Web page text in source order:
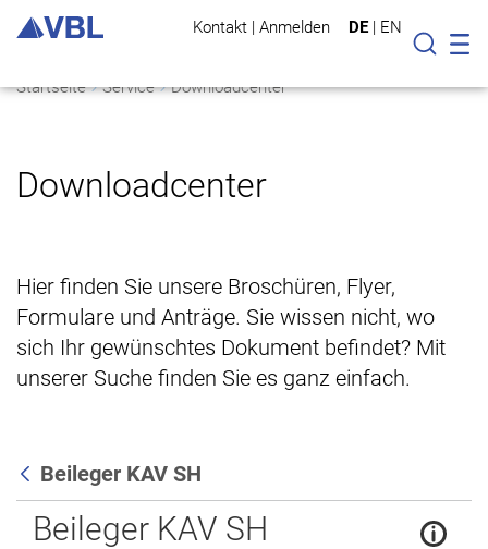
Kontakt | Anmelden DE | EN
Suche
Startseite Service Downloadcenter
Downloadcenter
Hier finden Sie unsere Broschüren, Flyer,
Formulare und Anträge. Sie wissen nicht, wo
sich Ihr gewünschtes Dokument befindet? Mit
unserer Suche finden Sie es ganz einfach.
Zurück
Beileger KAV SH
Beileger KAV SH